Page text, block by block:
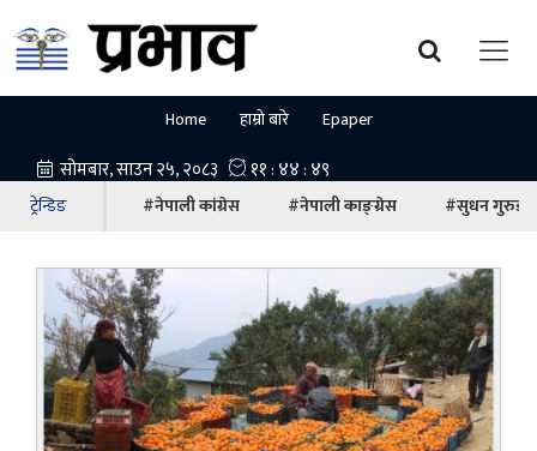
Home हाम्रो बारे Epaper
ट्रेन्डिङ #नेपाली कांग्रेस #नेपाली काङ्ग्रेस #सुधन गुरुङ